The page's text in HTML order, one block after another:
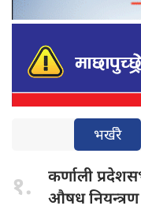
भर्खरै
१. कर्णाली
औषध नियन्त्रण